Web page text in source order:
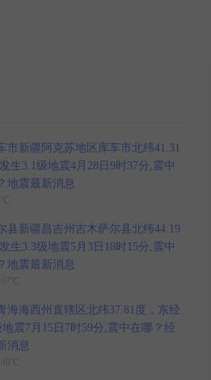
市新疆阿克苏地区库车市北纬41.31
生3.1级地震4月28日9时37分,震中
地震最新消息
县新疆昌吉州吉木萨尔县北纬44.19
生3.3级地震5月3日18时15分,震中
地震最新消息
海海西州直辖区北纬37.81度，东经
震7月15日7时59分,震中在哪？经
消息